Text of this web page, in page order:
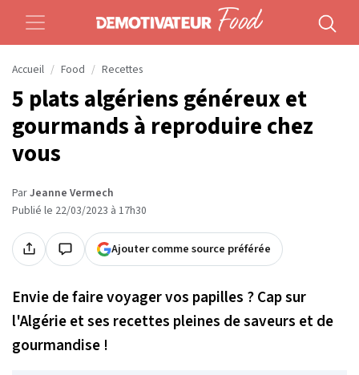
Accueil Food Recettes
5 plats algériens généreux et
gourmands à reproduire chez
vous
ParJeanne Vermech
Publié le 22/03/2023 à 17h30
Ajouter comme source préférée
Envie de faire voyager vos papilles ? Cap sur
l'Algérie et ses recettes pleines de saveurs et de
gourmandise !